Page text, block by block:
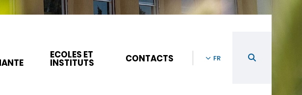
ECOLES ET
INSTITUTS CONTACTS FR